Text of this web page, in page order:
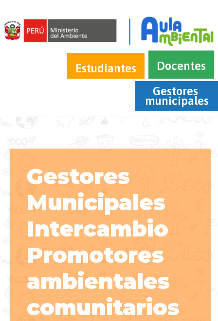
Estudiantes
Docentes
Gestores
municipales
Gestores
Municipales
Intercambio
Promotores
ambientales
comunitarios